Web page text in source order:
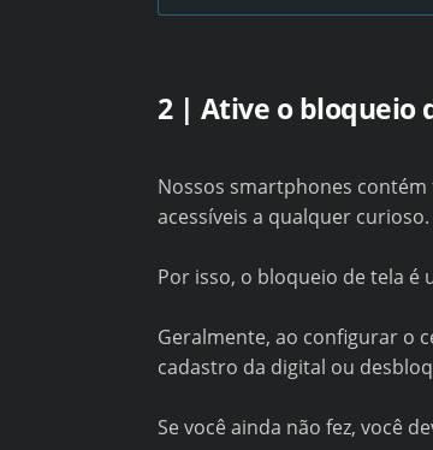
2 | Ative o bloqueio
Nossos smartphones
acessíveis a qualquer curioso.
Por isso, o bloqueio de tela é
Geralmente, ao configurar o
cadastro da digital ou
Se você ainda não fez, você